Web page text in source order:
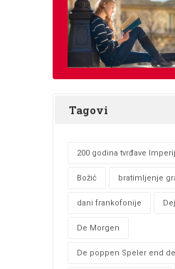
Tagovi
200 godina tvrđave
Božić bratimljenje
dani frankofonije
De Morgen
De poppen Speler end